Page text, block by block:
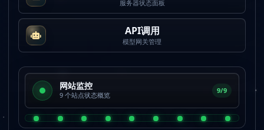
服务器状态面板
API调用
模型网关管理
网站监控
9 个站点状态概览
9/9